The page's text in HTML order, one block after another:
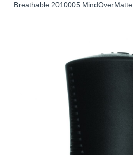
Breathable 2010005 MindOverMatte